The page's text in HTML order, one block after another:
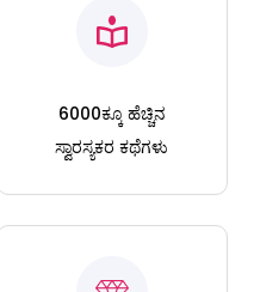
6000ಕ್ಕೂ ಹೆಚ್ಚಿನ
ಸ್ವಾರಸ್ಯಕರ ಕಥೆಗಳು